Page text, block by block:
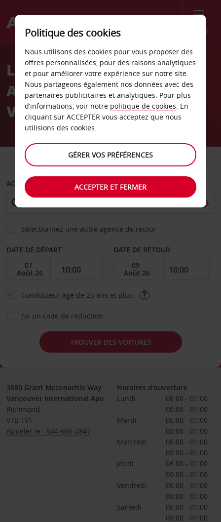
Menu
Welcome
AvisLocation de voiture
Aéroport international de
Vancouver
UTILITAIRE
AGENCE DE DÉPART
Sélectionnez une autre agence de retour
DATE DE DÉPART DATE DE RETOUR
Conducteur âgé de 25 ans et plus
J’ai un code de réduction
TROUVER DES VOITURES
3880 Grant Mcconachie Way
Vancouver International Apo
Richmond
V7B 1V1
Appeler le : 604-606-2847
Horaires d'ouverture
Lundi
06:00 - 01:00
00:00 - 01:00
Mardi
06:00 - 01:00
00:00 - 01:00
Mercredi
06:00 - 01:00
00:00 - 01:00
Jeudi
06:00 - 01:00
00:00 - 01:00
Vendredi
06:00 - 01:00
00:00 - 01:00
Samedi
06:00 - 01:00
00:00 - 01:00
Politique des cookies
Nous utilisons des cookies pour vous proposer des
offres personnalisées, pour des raisons analytiques
et pour améliorer votre expérience sur notre site.
Nous partageons également nos données avec des
partenaires publicitaires et analytiques. Pour plus
d’informations, voir notre politique de cookies. En
cliquant sur ACCEPTER vous acceptez que nous
utilisions des cookies.
GÉRER VOS PRÉFÉRENCES
ACCEPTER ET FERMER